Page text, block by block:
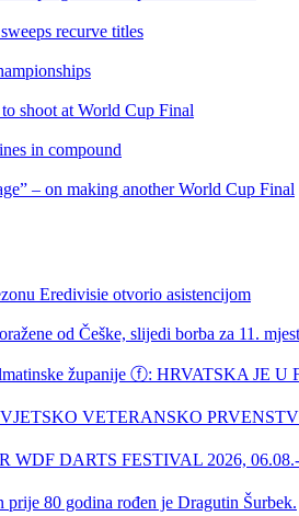
recurve titles
shoot at World Cup Final
in compound
– on making another World Cup Final
Eredivisie otvorio asistencijom
od Češke, slijedi borba za 11.
županije ⓕ: HRVATSKA JE
VETERANSKO
DARTS FESTIVAL 2026, 06.08.-
80 godina rođen je Dragutin Šurbek.